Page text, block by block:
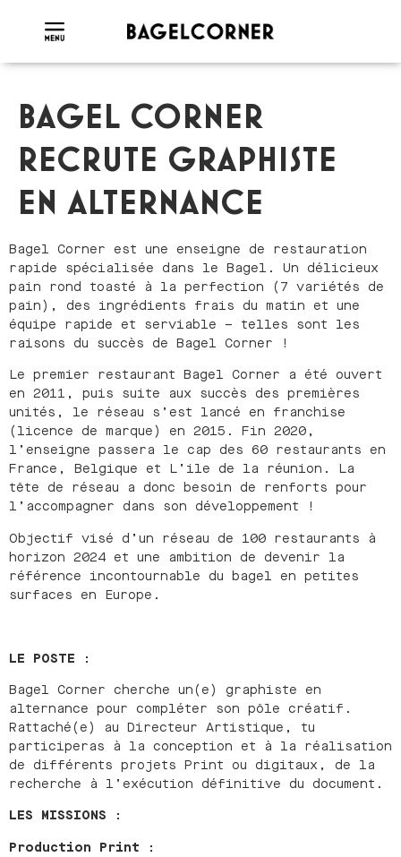
BAGEL CORNER
RECRUTE GRAPHISTE
EN ALTERNANCE
Bagel Corner est une enseigne de restauration
rapide spécialisée dans le Bagel. Un délicieux
pain rond toasté à la perfection (7 variétés de
pain), des ingrédients frais du matin et une
équipe rapide et serviable – telles sont les
raisons du succès de Bagel Corner !
Le premier restaurant Bagel Corner a été ouvert
en 2011, puis suite aux succès des premières
unités, le réseau s’est lancé en franchise
(licence de marque) en 2015. Fin 2020,
l’enseigne passera le cap des 60 restaurants en
France, Belgique et L’ile de la réunion. La
tête de réseau a donc besoin de renforts pour
l’accompagner dans son développement !
Objectif visé d’un réseau de 100 restaurants à
horizon 2024 et une ambition de devenir la
référence incontournable du bagel en petites
surfaces en Europe.
LE POSTE :
Bagel Corner cherche un(e) graphiste en
alternance pour compléter son pôle créatif.
Rattaché(e) au Directeur Artistique, tu
participeras à la conception et à la réalisation
de différents projets Print ou digitaux, de la
recherche à l’exécution définitive du document.
LES MISSIONS :
Production Print :